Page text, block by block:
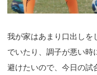
我が家はあまり口出しを
でいたり、調子が悪い時
避けたいので、今日の試